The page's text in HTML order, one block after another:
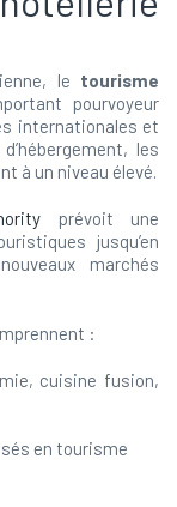
le tourisme
pourvoyeur
internationales et
les
à un niveau élevé.
prévoit une
jusqu’en
marchés
:
cuisine fusion,
en tourisme